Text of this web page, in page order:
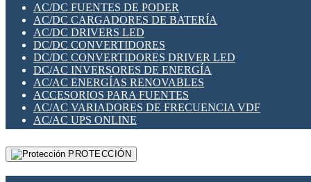
SWITCH Y MICROSWITCH
TARJETAS PI
UNIÓN Y DERIVACIÓN DE CABLE
PLACAS MODULARES IOT
SWITCHES Y REDES WIFI
SOLUCIONES IOT
SOLUCIONES LORAWAN
SOLUCIONES RED CELULAR
SEGURIDAD PARA REDES
SWITCHES LAN
TELEFONÍA IP (VOIP)
VIGILANCIA IP (CCTV)
MESHTASTIC
AC/DC FUENTES DE PODER
AC/DC CARGADORES DE BATERÍA
AC/DC DRIVERS LED
DC/DC CONVERTIDORES
DC/DC CONVERTIDORES DRIVER LED
DC/AC INVERSORES DE ENERGÍA
AC/AC ENERGÍAS RENOVABLES
ACCESORIOS PARA FUENTES
AC/AC VARIADORES DE FRECUENCIA VDF
AC/AC UPS ONLINE
PROTECCIÓN